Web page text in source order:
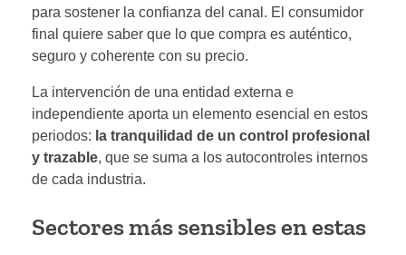
para sostener la confianza del canal. El consumidor
final quiere saber que lo que compra es auténtico,
seguro y coherente con su precio.
La intervención de una entidad externa e
independiente aporta un elemento esencial en estos
periodos: la tranquilidad de un control profesional
y trazable, que se suma a los autocontroles internos
de cada industria.
Sectores más sensibles en estas